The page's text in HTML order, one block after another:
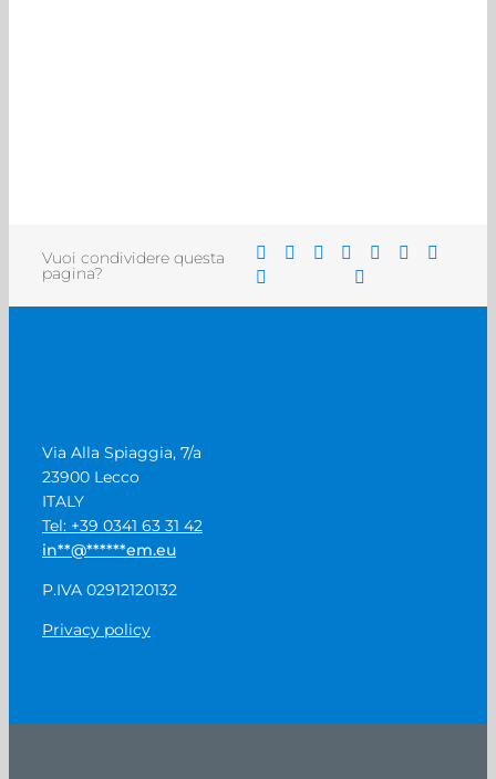
Vuoi condividere questa
pagina?
Via Alla Spiaggia, 7/a
23900 Lecco
ITALY
Tel: +39 0341 63 31 42
in**@******em.eu
P.IVA 02912120132
Privacy policy